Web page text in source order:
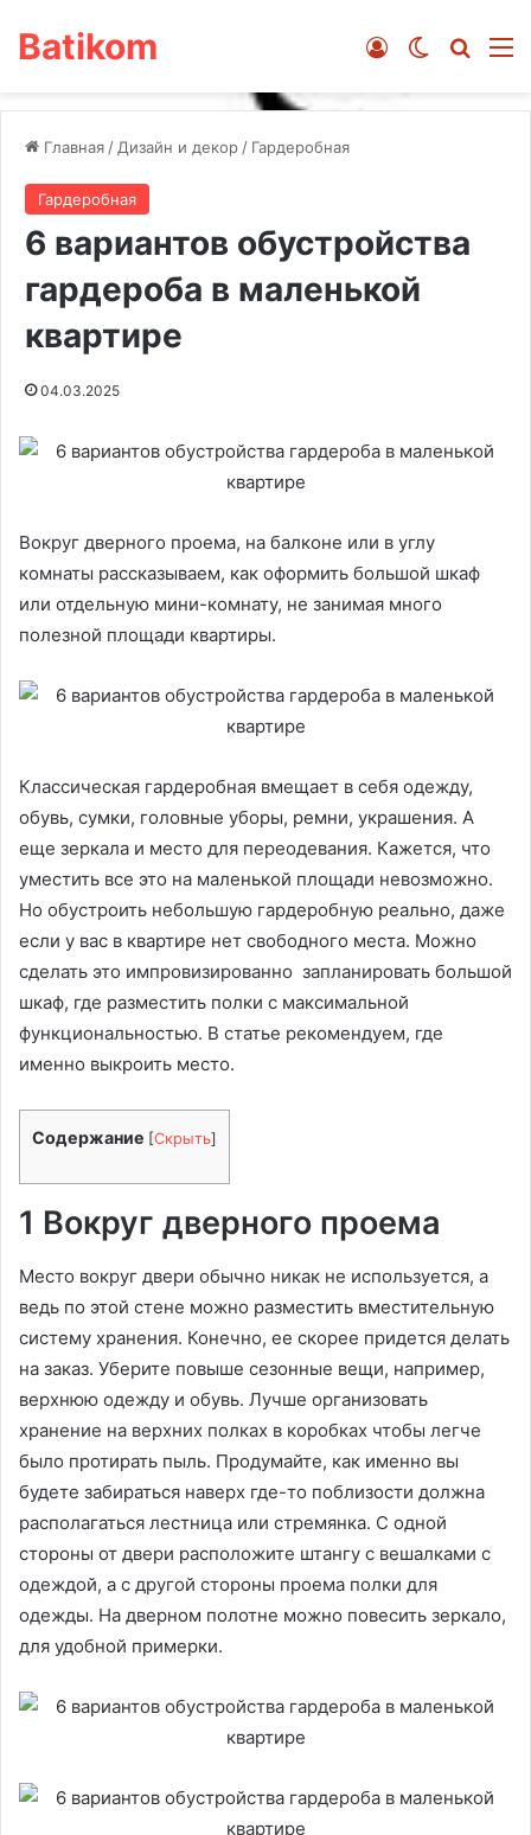
Batikom Switch skin
Войти
Главная / Дизайн и декор / Гардеробная
Гардеробная
6 вариантов обустройства
гардероба в маленькой
квартире
04.03.2025
Вокруг дверного проема, на балконе или в углу
комнаты рассказываем, как оформить большой шкаф
или отдельную мини-комнату, не занимая много
полезной площади квартиры.
Классическая гардеробная вмещает в себя одежду,
обувь, сумки, головные уборы, ремни, украшения. А
еще зеркала и место для переодевания. Кажется, что
уместить все это на маленькой площади невозможно.
Но обустроить небольшую гардеробную реально, даже
если у вас в квартире нет свободного места. Можно
сделать это импровизированно запланировать большой
шкаф, где разместить полки с максимальной
функциональностью. В статье рекомендуем, где
именно выкроить место.
Содержание [Скрыть]
1 Вокруг дверного проема
Место вокруг двери обычно никак не используется, а
ведь по этой стене можно разместить вместительную
систему хранения. Конечно, ее скорее придется делать
на заказ. Уберите повыше сезонные вещи, например,
верхнюю одежду и обувь. Лучше организовать
хранение на верхних полках в коробках чтобы легче
было протирать пыль. Продумайте, как именно вы
будете забираться наверх где-то поблизости должна
располагаться лестница или стремянка. С одной
стороны от двери расположите штангу с вешалками с
одеждой, а с другой стороны проема полки для
одежды. На дверном полотне можно повесить зеркало,
для удобной примерки.